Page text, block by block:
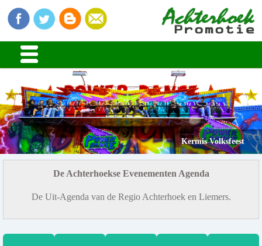
Kermis Volksfeest
De Achterhoekse Evenementen Agenda
De Uit-Agenda van de Regio Achterhoek en Liemers.